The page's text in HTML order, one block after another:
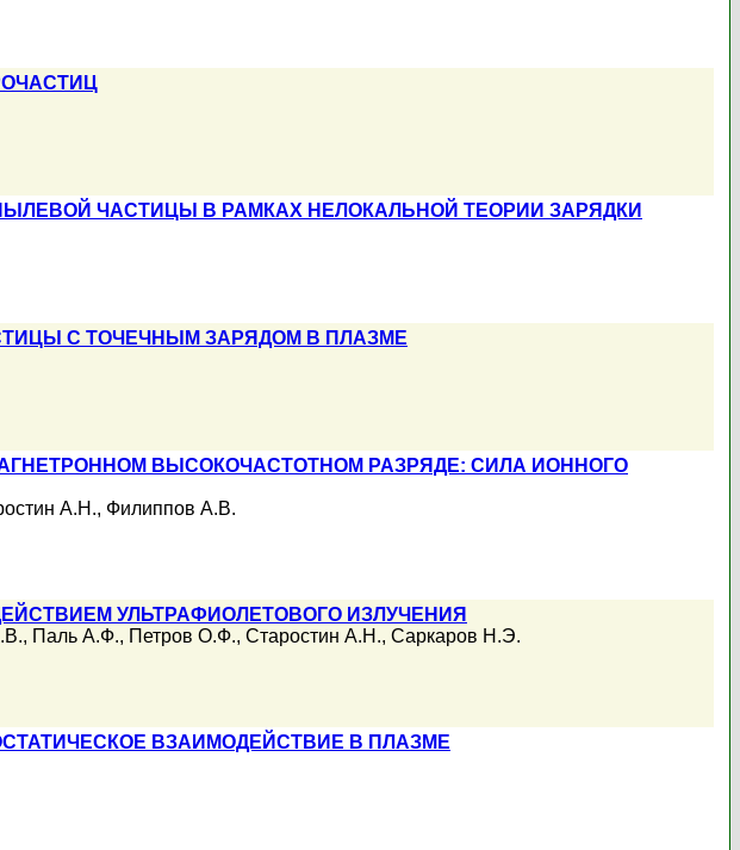
ЧАСТИЦЫ В РАМКАХ НЕЛОКАЛЬНОЙ ТЕОРИИ ЗАРЯДКИ
С ТОЧЕЧНЫМ ЗАРЯДОМ В ПЛАЗМЕ
ВЫСОКОЧАСТОТНОМ РАЗРЯДЕ: СИЛА ИОННОГО
А.Н., Филиппов А.В.
УЛЬТРАФИОЛЕТОВОГО ИЗЛУЧЕНИЯ
, Паль А.Ф., Петров О.Ф., Старостин А.Н., Саркаров Н.Э.
ВЗАИМОДЕЙСТВИЕ В ПЛАЗМЕ